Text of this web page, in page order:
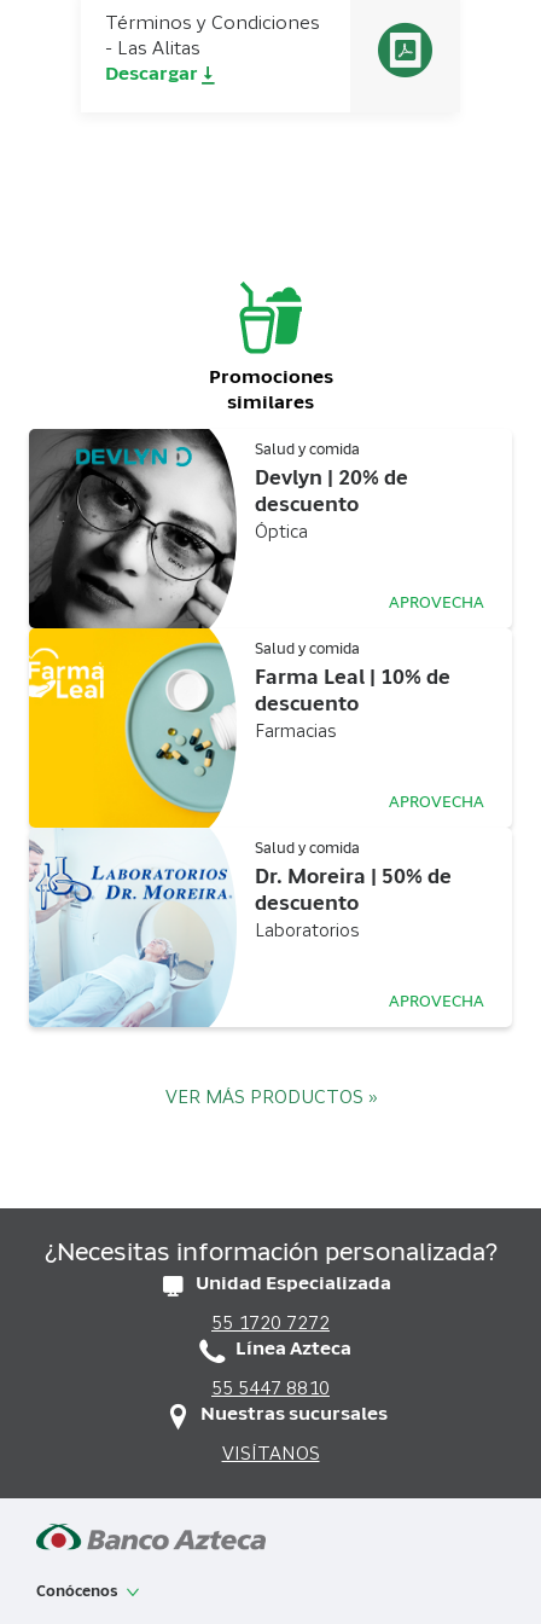
Términos y Condiciones
- Las Alitas
Descargar
Promociones
similares
Salud y comida
Devlyn | 20% de
descuento
Óptica
APROVECHA
Salud y comida
Farma Leal | 10% de
descuento
Farmacias
APROVECHA
Salud y comida
Dr. Moreira | 50% de
descuento
Laboratorios
APROVECHA
VER MÁS PRODUCTOS »
¿Necesitas información personalizada?
Unidad Especializada
55 1720 7272
Línea Azteca
55 5447 8810
Nuestras sucursales
VISÍTANOS
Conócenos